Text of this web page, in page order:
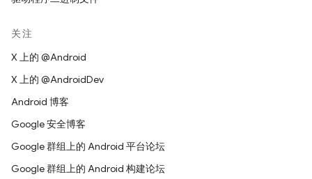
关注
X 上的 @Android
X 上的 @AndroidDev
Android 博客
Google 安全博客
Google 群组上的 Android 平台论坛
Google 群组上的 Android 构建论坛